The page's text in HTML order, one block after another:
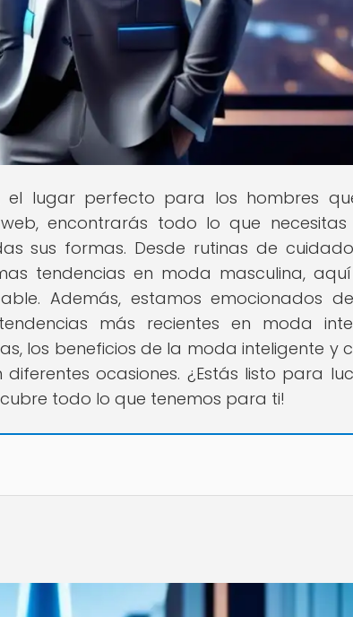
el lugar perfecto para los hombres
encontrarás todo lo que
sus formas. Desde rutinas de
tendencias en moda masculina,
Además, estamos emocionados
más recientes en moda
los beneficios de la moda inteligente y
ocasiones. ¿Estás listo para
todo lo que tenemos para ti!